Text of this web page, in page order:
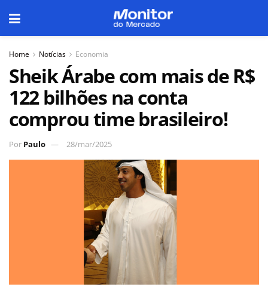
Home Notícias Economia
Sheik Árabe com mais de R$
122 bilhões na conta
comprou time brasileiro!
Por Paulo 28/mar/2025